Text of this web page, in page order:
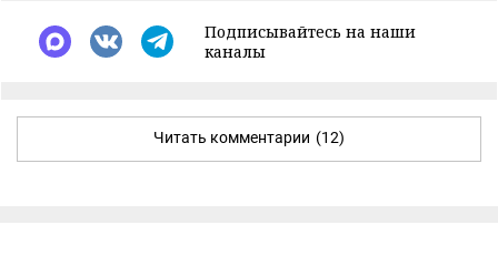
Подписывайтесь на наши
каналы
Читать комментарии (12)